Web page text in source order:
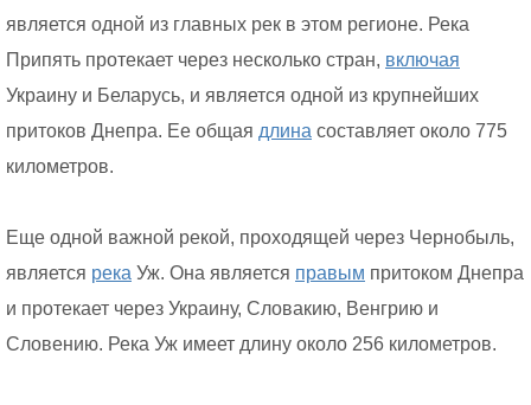
является одной из главных рек в этом регионе. Река
Припять протекает через несколько стран, включая
Украину и Беларусь, и является одной из крупнейших
притоков Днепра. Ее общая длина составляет около 775
километров.
Еще одной важной рекой, проходящей через Чернобыль,
является река Уж. Она является правым притоком Днепра
и протекает через Украину, Словакию, Венгрию и
Словению. Река Уж имеет длину около 256 километров.